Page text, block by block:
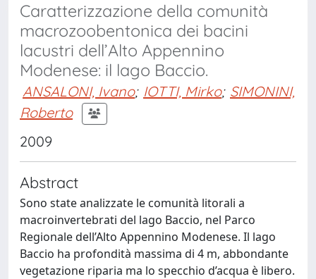
Caratterizzazione della comunità
macrozoobentonica dei bacini
lacustri dell’Alto Appennino
Modenese: il lago Baccio.
ANSALONI, Ivano; IOTTI, Mirko; SIMONINI,
Roberto
2009
Abstract
Sono state analizzate le comunità litorali a
macroinvertebrati del lago Baccio, nel Parco
Regionale dell’Alto Appennino Modenese. Il lago
Baccio ha profondità massima di 4 m, abbondante
vegetazione riparia ma lo specchio d’acqua è libero.